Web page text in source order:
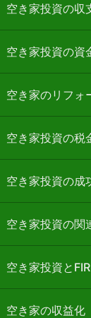
空き家投資の収
空き家投資の資
空き家のリフォ
空き家投資の税
空き家投資の成
空き家投資の関
空き家投資と
空き家の収益化